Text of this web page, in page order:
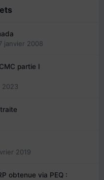
janvier 2008
partie I
2023
2019
obtenue via PEQ :